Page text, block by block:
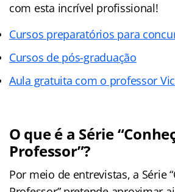
com esta incrível profissional!
Cursos preparatórios para
Cursos de pós-graduação
Aula gratuita com o professor
O que é a Série
Professor”?
Por meio de entrevistas, a Série